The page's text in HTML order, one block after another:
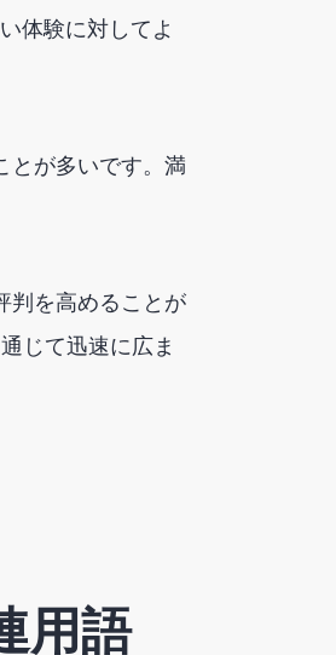
体験に対してよ
とが多いです。満
判を高めることが
じて迅速に広ま
用語